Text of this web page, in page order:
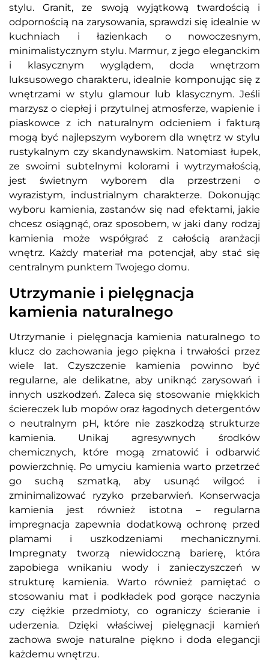
stylu. Granit, ze swoją wyjątkową twardością i
odpornością na zarysowania, sprawdzi się idealnie w
kuchniach i łazienkach o nowoczesnym,
minimalistycznym stylu. Marmur, z jego eleganckim
i klasycznym wyglądem, doda wnętrzom
luksusowego charakteru, idealnie komponując się z
wnętrzami w stylu glamour lub klasycznym. Jeśli
marzysz o ciepłej i przytulnej atmosferze, wapienie i
piaskowce z ich naturalnym odcieniem i fakturą
mogą być najlepszym wyborem dla wnętrz w stylu
rustykalnym czy skandynawskim. Natomiast łupek,
ze swoimi subtelnymi kolorami i wytrzymałością,
jest świetnym wyborem dla przestrzeni o
wyrazistym, industrialnym charakterze. Dokonując
wyboru kamienia, zastanów się nad efektami, jakie
chcesz osiągnąć, oraz sposobem, w jaki dany rodzaj
kamienia może współgrać z całością aranżacji
wnętrz. Każdy materiał ma potencjał, aby stać się
centralnym punktem Twojego domu.
Utrzymanie i pielęgnacja
kamienia naturalnego
Utrzymanie i pielęgnacja kamienia naturalnego to
klucz do zachowania jego piękna i trwałości przez
wiele lat. Czyszczenie kamienia powinno być
regularne, ale delikatne, aby uniknąć zarysowań i
innych uszkodzeń. Zaleca się stosowanie miękkich
ściereczek lub mopów oraz łagodnych detergentów
o neutralnym pH, które nie zaszkodzą strukturze
kamienia. Unikaj agresywnych środków
chemicznych, które mogą zmatowić i odbarwić
powierzchnię. Po umyciu kamienia warto przetrzeć
go suchą szmatką, aby usunąć wilgoć i
zminimalizować ryzyko przebarwień. Konserwacja
kamienia jest również istotna – regularna
impregnacja zapewnia dodatkową ochronę przed
plamami i uszkodzeniami mechanicznymi.
Impregnaty tworzą niewidoczną barierę, która
zapobiega wnikaniu wody i zanieczyszczeń w
strukturę kamienia. Warto również pamiętać o
stosowaniu mat i podkładek pod gorące naczynia
czy ciężkie przedmioty, co ograniczy ścieranie i
uderzenia. Dzięki właściwej pielęgnacji kamień
zachowa swoje naturalne piękno i doda elegancji
każdemu wnętrzu.